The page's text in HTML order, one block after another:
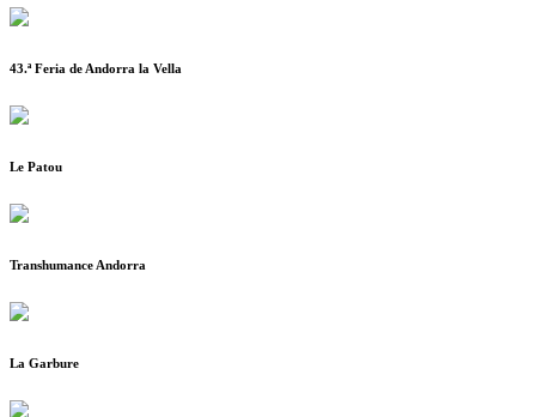
43.ª Feria de Andorra la Vella
Le Patou
Transhumance Andorra
La Garbure